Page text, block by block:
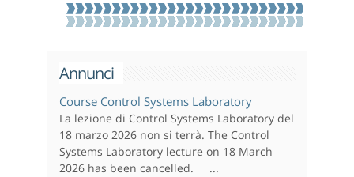
Annunci
Course Control Systems Laboratory
La lezione di Control Systems Laboratory del
18 marzo 2026 non si terrà. The Control
Systems Laboratory lecture on 18 March
2026 has been cancelled. ...